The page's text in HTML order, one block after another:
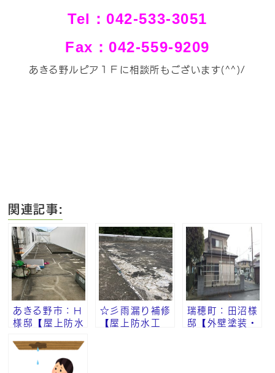
Tel：042-533-3051
Fax：042-559-9209
あきる野ルピア１Ｆに相談所もございます(^^)/
関連記事:
あきる野市：H
様邸【屋上防水
☆彡雨漏り補修
【屋上防水工
瑞穂町：田沼様
邸【外壁塗装・